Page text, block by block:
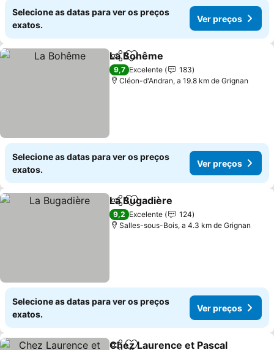
Selecione as datas para ver os preços
exatos.
Ver preços
PartilharAdicionar aos favoritos
La Bohême
9,7 Excelente
183
Cléon-d'Andran, a 19.8 km de Grignan
Selecione as datas para ver os preços
exatos.
Ver preços
PartilharAdicionar aos favoritos
La Bugadière
9,2 Excelente
124
Salles-sous-Bois, a 4.3 km de Grignan
Selecione as datas para ver os preços
exatos.
Ver preços
Chez Laurence et Pascal